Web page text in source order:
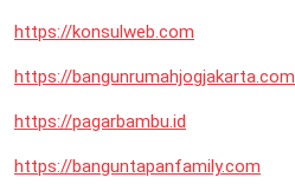
https://konsulweb.com
https://bangunrumahjogjakarta.com
https://pagarbambu.id
https://banguntapanfamily.com